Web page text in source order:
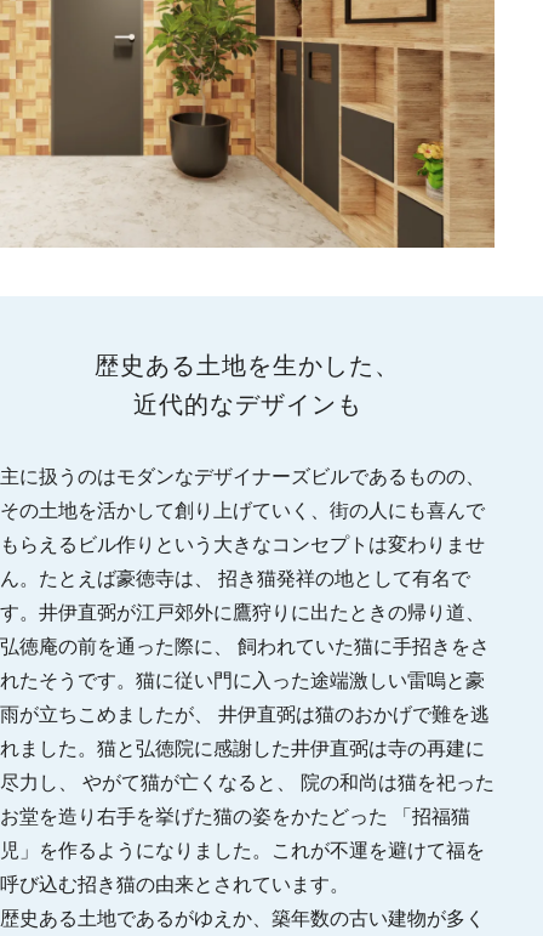
歴史ある土地を生かした、
近代的なデザインも
主に扱うのはモダンなデザイナーズビルであるものの、
その土地を活かして創り上げていく、街の人にも喜んで
もらえるビル作りという大きなコンセプトは変わりませ
ん。たとえば豪徳寺は、 招き猫発祥の地として有名で
す。井伊直弼が江戸郊外に鷹狩りに出たときの帰り道、
弘徳庵の前を通った際に、 飼われていた猫に手招きをさ
れたそうです。猫に従い門に入った途端激しい雷嗚と豪
雨が立ちこめましたが、 井伊直弼は猫のおかげで難を逃
れました。猫と弘徳院に感謝した井伊直弼は寺の再建に
尽力し、 やがて猫が亡くなると、 院の和尚は猫を祀った
お堂を造り右手を挙げた猫の姿をかたどった 「招福猫
児」を作るようになりました。これが不運を避けて福を
呼び込む招き猫の由来とされています。
歴史ある土地であるがゆえか、築年数の古い建物が多く